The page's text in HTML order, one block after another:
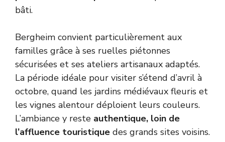
bâti.
Bergheim convient particulièrement aux
familles grâce à ses ruelles piétonnes
sécurisées et ses ateliers artisanaux adaptés.
La période idéale pour visiter s’étend d’avril à
octobre, quand les jardins médiévaux fleuris et
les vignes alentour déploient leurs couleurs.
L’ambiance y reste authentique, loin de
l’affluence touristique des grands sites voisins.